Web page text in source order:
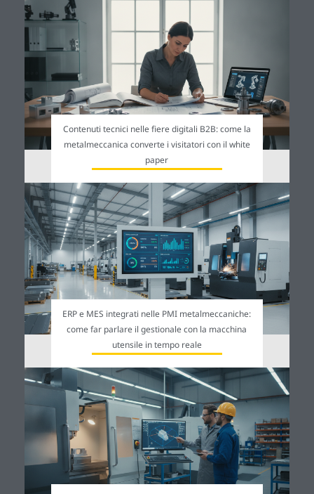
Contenuti tecnici nelle fiere digitali B2B: come la
metalmeccanica converte i visitatori con il white
paper
ERP e MES integrati nelle PMI metalmeccaniche:
come far parlare il gestionale con la macchina
utensile in tempo reale